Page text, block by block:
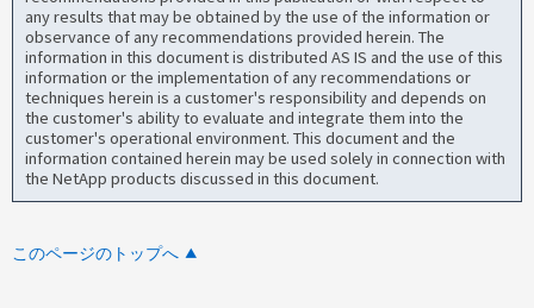
any results that may be obtained by the use of the information or
observance of any recommendations provided herein. The
information in this document is distributed AS IS and the use of this
information or the implementation of any recommendations or
techniques herein is a customer's responsibility and depends on
the customer's ability to evaluate and integrate them into the
customer's operational environment. This document and the
information contained herein may be used solely in connection with
the NetApp products discussed in this document.
このページのトップへ